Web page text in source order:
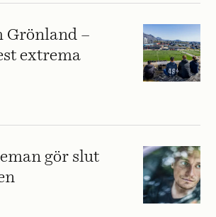
Grönland –
extrema
gör slut